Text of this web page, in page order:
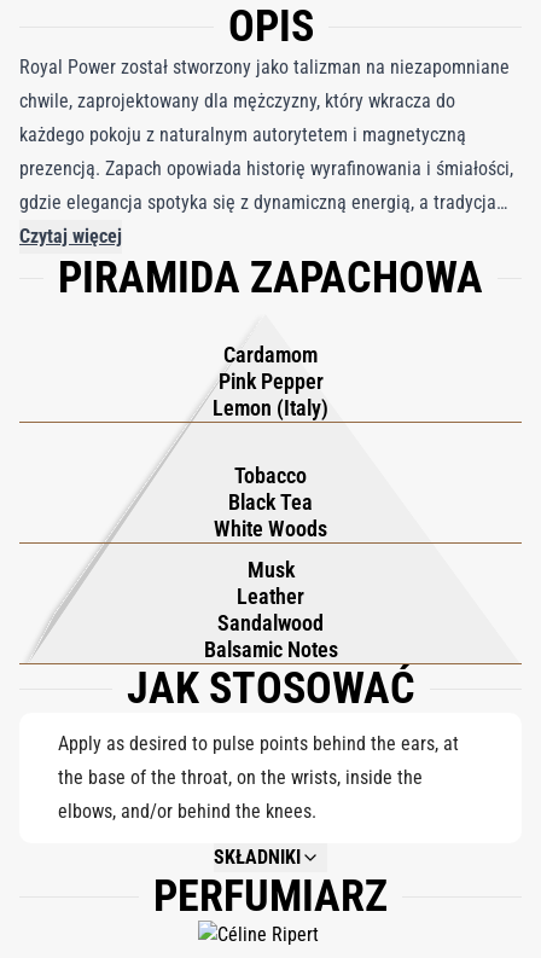
OPIS
Royal Power został stworzony jako talizman na niezapomniane
chwile, zaprojektowany dla mężczyzny, który wkracza do
każdego pokoju z naturalnym autorytetem i magnetyczną
prezencją. Zapach opowiada historię wyrafinowania i śmiałości,
gdzie elegancja spotyka się z dynamiczną energią, a tradycja
ustępuje miejsca osobistym zasadom. Każdy spray przywołuje
dreszczyk emocji wywołany specjalnymi okazjami, blask
wyrafinowaną. Zapach otwiera się żywą eksplozją włoskiej
cytryny, kardamonu i różowego pieprzu, zapewniając
orzeźwiającą, a jednocześnie pikantną jasność. W sercu białe
drzewa i liście czarnej herbaty łączą się z bogatym akordem
tytoniu, dodając głębi i wyrafinowanego, dymnego ciepła. Baza
przechodzi w gładką, zmysłową ścieżkę piżma, nut
balsamicznych, drzewa sandałowego i skóry, pozostawiając
mocny podpis, który utrzymuje się z siłą, elegancją i
ponadczasowym urokiem.
Czytaj więcej
PIRAMIDA ZAPACHOWA
Cardamom
Pink Pepper
Lemon (Italy)
Tobacco
Black Tea
White Woods
Musk
Leather
Sandalwood
Balsamic Notes
JAK STOSOWAĆ
Apply as desired to pulse points behind the ears, at
the base of the throat, on the wrists, inside the
elbows, and/or behind the knees.
SKŁADNIKI
NOT AVAILABLE.
PERFUMIARZ